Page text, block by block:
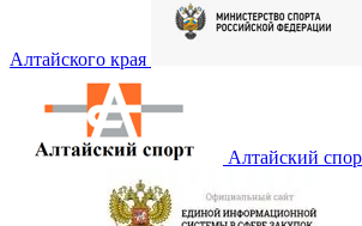
Алтайского края
Алтайский